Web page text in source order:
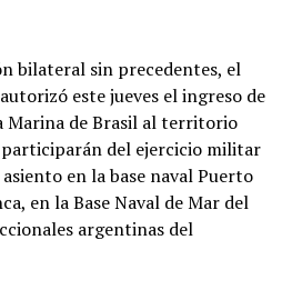
bilateral sin precedentes, el
este jueves el ingreso de
Marina de Brasil al territorio
del ejercicio militar
en la base naval Puerto
en la Base Naval de Mar del
argentinas del